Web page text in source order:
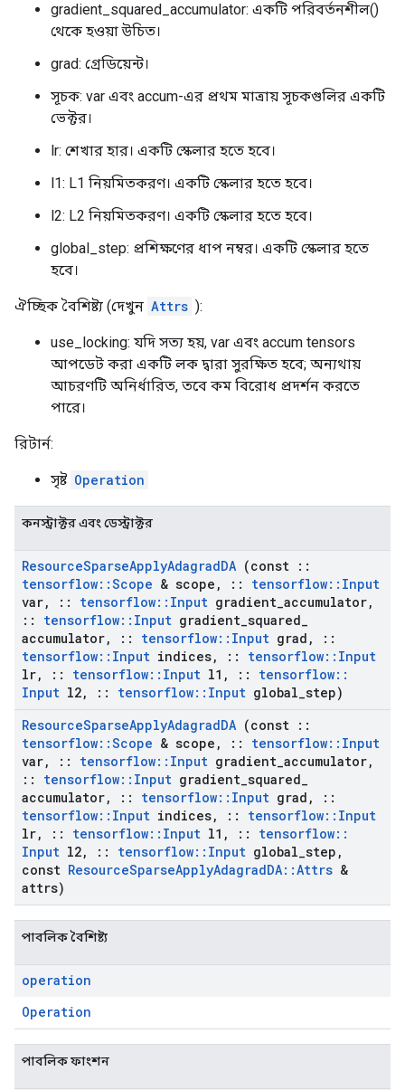
gradient_squared_accumulator: একটি পরিবর্তনশীল()
থেকে হওয়া উচিত।
grad: গ্রেডিয়েন্ট।
সূচক: var এবং accum-এর প্রথম মাত্রায় সূচকগুলির একটি
ভেক্টর।
lr: শেখার হার। একটি স্কেলার হতে হবে।
l1: L1 নিয়মিতকরণ। একটি স্কেলার হতে হবে।
l2: L2 নিয়মিতকরণ। একটি স্কেলার হতে হবে।
global_step: প্রশিক্ষণের ধাপ নম্বর। একটি স্কেলার হতে
হবে।
ঐচ্ছিক বৈশিষ্ট্য (দেখুন Attrs ):
use_locking: যদি সত্য হয়, var এবং accum tensors
আপডেট করা একটি লক দ্বারা সুরক্ষিত হবে; অন্যথায়
আচরণটি অনির্ধারিত, তবে কম বিরোধ প্রদর্শন করতে
পারে।
রিটার্ন:
সৃষ্ট Operation
কনস্ট্রাক্টর এবং ডেস্ট্রাক্টর
ResourceSparseApplyAdagradDA (const ::
tensorflow::Scope & scope , :: tensorflow:: Input
var, :: tensorflow:: Input gradient accumulator,
::
tensorflow:: Input gradient squared
accumulator, :: tensorflow:: Input grad ,
::
tensorflow:: Input indices, :: tensorflow:: Input
lr, :: tensorflow:: Input l1 , :: tensorflow::
Input l2, :: tensorflow:: Input global step)
ResourceSparseApplyAdagradDA (const ::
tensorflow::Scope & scope , :: tensorflow:: Input
var, :: tensorflow:: Input gradient accumulator,
::
tensorflow:: Input gradient squared
accumulator, :: tensorflow:: Input grad ,
::
tensorflow:: Input indices, :: tensorflow:: Input
lr, :: tensorflow:: Input l1 , :: tensorflow::
Input l2, :: tensorflow:: Input global step ,
const ResourceSparseApplyAdagradDA::Attrs &
attrs)
পাবলিক বৈশিষ্ট্য
operation
Operation
পাবলিক ফাংশন